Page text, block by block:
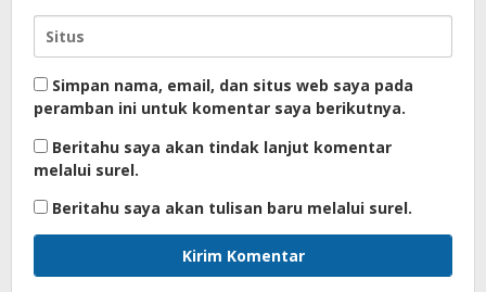
Simpan nama, email, dan situs web saya pada
peramban ini untuk komentar saya berikutnya.
Beritahu saya akan tindak lanjut komentar
melalui surel.
Beritahu saya akan tulisan baru melalui surel.